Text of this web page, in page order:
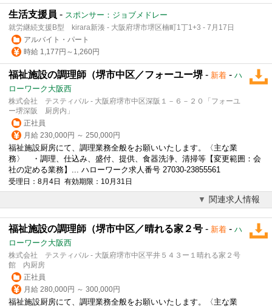
生活支援員 - スポンサー：ジョブメドレー
就労継続支援B型 kirara新湊 - 大阪府堺市堺区楠町1丁1+3 - 7月17日
アルバイト・パート
時給 1,177円～1,260円
福祉施設の調理師（堺市中区／フォーユー堺 - 新着 - ハ
ローワーク大阪西
株式会社 テスティパル - 大阪府堺市中区深阪１－６－２０「フォーユ
ー堺深阪 厨房内」
正社員
月給 230,000円 ～ 250,000円
福祉施設厨房にて、調理業務全般をお願いいたします。〈主な業
務〉 ・調理、仕込み、盛付、提供、食器洗浄、清掃等【変更範囲：会
社の定める業務】... ハローワーク求人番号 27030-23855561
受理日：8月4日 有効期限：10月31日
関連求人情報
福祉施設の調理師（堺市中区／晴れる家２号 - 新着 - ハ
ローワーク大阪西
株式会社 テスティパル - 大阪府堺市中区平井５４３ー１晴れる家２号
館 内厨房
正社員
月給 280,000円 ～ 300,000円
福祉施設厨房にて、調理業務全般をお願いいたします。〈主な業